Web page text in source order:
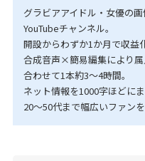
グラビアアイドル・女優の
YouTubeチャンネル。
開設からわずか1か月で収益
合成音声×簡易編集により
合わせて1本約3〜4時間。
ネット情報を1000字ほどに
20〜50代まで幅広いファン